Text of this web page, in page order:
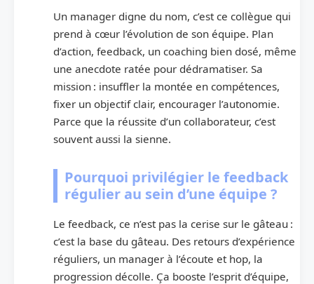
Un manager digne du nom, c’est ce collègue qui
prend à cœur l’évolution de son équipe. Plan
d’action, feedback, un coaching bien dosé, même
une anecdote ratée pour dédramatiser. Sa
mission : insuffler la montée en compétences,
fixer un objectif clair, encourager l’autonomie.
Parce que la réussite d’un collaborateur, c’est
souvent aussi la sienne.
Pourquoi privilégier le feedback
régulier au sein d’une équipe ?
Le feedback, ce n’est pas la cerise sur le gâteau :
c’est la base du gâteau. Des retours d’expérience
réguliers, un manager à l’écoute et hop, la
progression décolle. Ça booste l’esprit d’équipe,